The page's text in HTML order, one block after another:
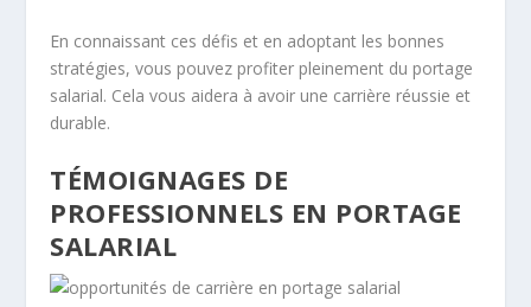
En connaissant ces défis et en adoptant les bonnes
stratégies, vous pouvez profiter pleinement du portage
salarial. Cela vous aidera à avoir une carrière réussie et
durable.
TÉMOIGNAGES DE
PROFESSIONNELS EN PORTAGE
SALARIAL